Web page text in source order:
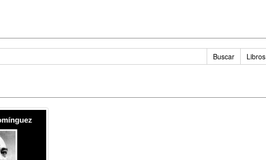
Buscar Libros